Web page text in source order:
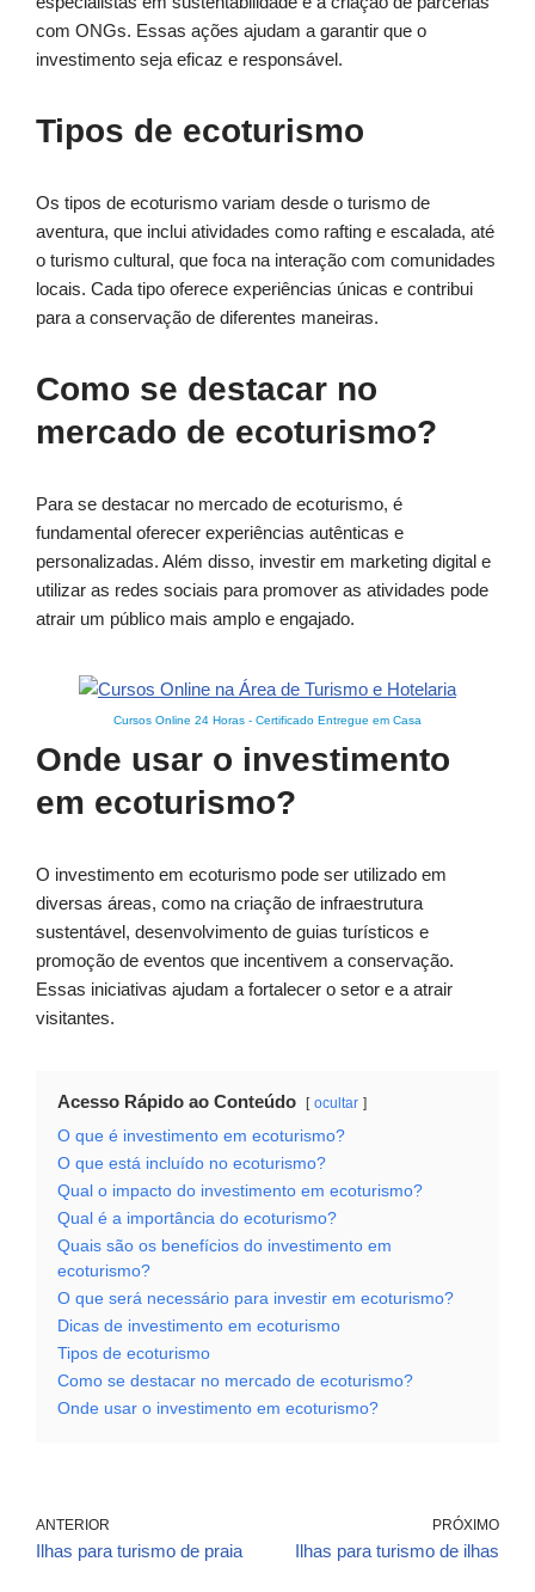
com ONGs. Essas ações ajudam a garantir que o
investimento seja eficaz e responsável.
Tipos de ecoturismo
Os tipos de ecoturismo variam desde o turismo de
aventura, que inclui atividades como rafting e escalada, até
o turismo cultural, que foca na interação com comunidades
locais. Cada tipo oferece experiências únicas e contribui
para a conservação de diferentes maneiras.
Como se destacar no
mercado de ecoturismo?
Para se destacar no mercado de ecoturismo, é
fundamental oferecer experiências autênticas e
personalizadas. Além disso, investir em marketing digital e
utilizar as redes sociais para promover as atividades pode
atrair um público mais amplo e engajado.
Cursos Online 24 Horas - Certificado Entregue em Casa
Onde usar o investimento
em ecoturismo?
O investimento em ecoturismo pode ser utilizado em
diversas áreas, como na criação de infraestrutura
sustentável, desenvolvimento de guias turísticos e
promoção de eventos que incentivem a conservação.
Essas iniciativas ajudam a fortalecer o setor e a atrair
visitantes.
Acesso Rápido ao Conteúdo ocultar
O que é investimento em ecoturismo?
O que está incluído no ecoturismo?
Qual o impacto do investimento em ecoturismo?
Qual é a importância do ecoturismo?
Quais são os benefícios do investimento em
ecoturismo?
O que será necessário para investir em ecoturismo?
Dicas de investimento em ecoturismo
Tipos de ecoturismo
Como se destacar no mercado de ecoturismo?
Onde usar o investimento em ecoturismo?
ANTERIOR
Ilhas para turismo de praia
PRÓXIMO
Ilhas para turismo de ilhas